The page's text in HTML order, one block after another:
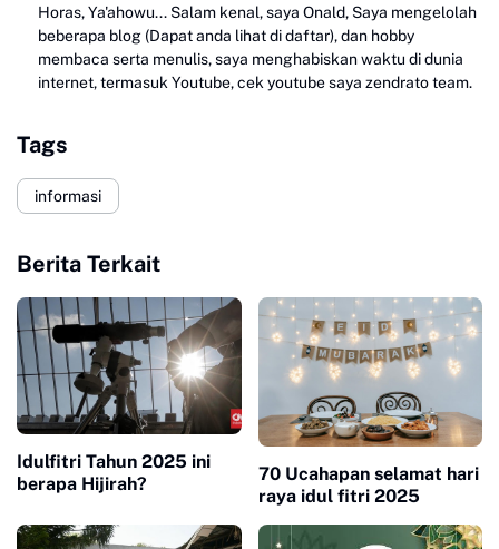
Horas, Ya'ahowu... Salam kenal, saya Onald, Saya mengelolah
beberapa blog (Dapat anda lihat di daftar), dan hobby
membaca serta menulis, saya menghabiskan waktu di dunia
internet, termasuk Youtube, cek youtube saya zendrato team.
Tags
informasi
Berita Terkait
Idulfitri Tahun 2025 ini
berapa Hijirah?
70 Ucahapan selamat hari
raya idul fitri 2025